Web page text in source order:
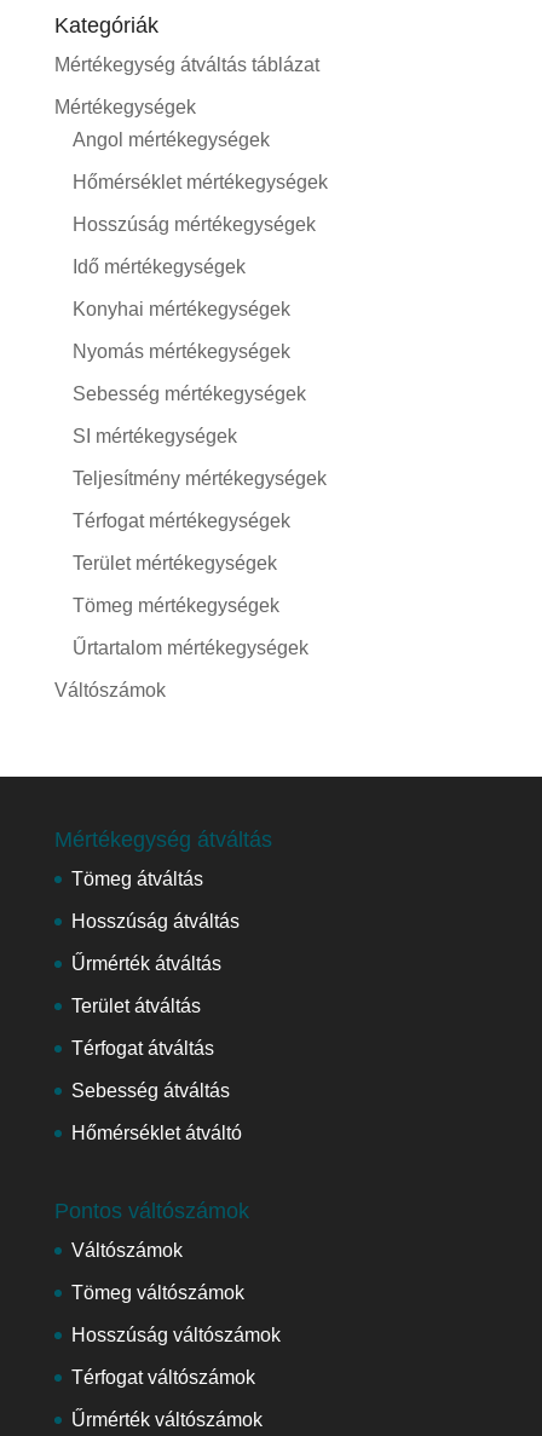
Kategóriák
Mértékegység átváltás táblázat
Mértékegységek
Angol mértékegységek
Hőmérséklet mértékegységek
Hosszúság mértékegységek
Idő mértékegységek
Konyhai mértékegységek
Nyomás mértékegységek
Sebesség mértékegységek
SI mértékegységek
Teljesítmény mértékegységek
Térfogat mértékegységek
Terület mértékegységek
Tömeg mértékegységek
Űrtartalom mértékegységek
Váltószámok
Mértékegység átváltás
Tömeg átváltás
Hosszúság átváltás
Űrmérték átváltás
Terület átváltás
Térfogat átváltás
Sebesség átváltás
Hőmérséklet átváltó
Pontos váltószámok
Váltószámok
Tömeg váltószámok
Hosszúság váltószámok
Térfogat váltószámok
Űrmérték váltószámok